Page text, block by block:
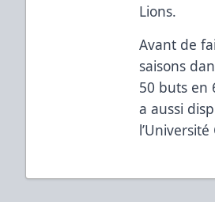
Lions.
Avant de
saisons
50 buts en
a aussi
l’Université